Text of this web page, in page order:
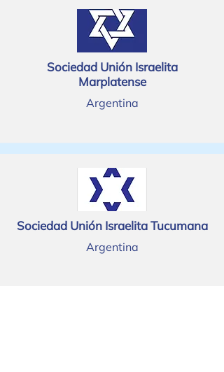
Sociedad Unión Israelita
Marplatense
Argentina
Sociedad Unión Israelita Tucumana
Argentina